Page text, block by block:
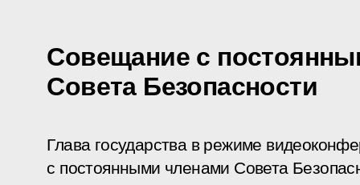
Совещание с
Совета Безопасности
Глава государства в режиме
с постоянными членами Совета